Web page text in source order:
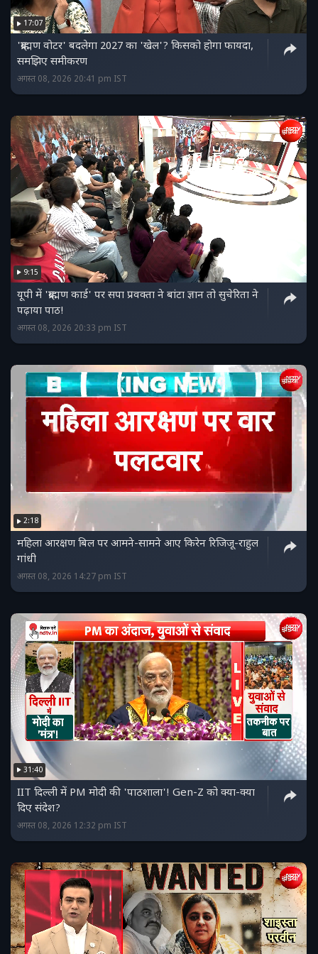
17:07
'ब्राह्मण वोटर' बदलेगा 2027 का 'खेल'? किसको होगा फायदा,
समझिए समीकरण
अगस्त 08, 2026 20:41 pm IST
9:15
यूपी में 'ब्राह्मण कार्ड' पर सपा प्रवक्ता ने बांटा ज्ञान तो सुचेरिता ने
पढ़ाया पाठ!
अगस्त 08, 2026 20:33 pm IST
2:18
महिला आरक्षण बिल पर आमने-सामने आए किरेन रिजिजू-राहुल
गांधी
अगस्त 08, 2026 14:27 pm IST
31:40
IIT दिल्ली में PM मोदी की 'पाठशाला'! Gen-Z को क्या-क्या
दिए संदेश?
अगस्त 08, 2026 12:32 pm IST